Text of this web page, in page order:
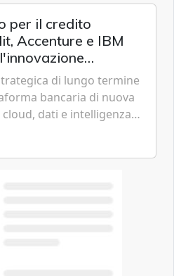
per il credito
Accenture e IBM
di lungo termine
bancaria di nuova
dati e intelligenza